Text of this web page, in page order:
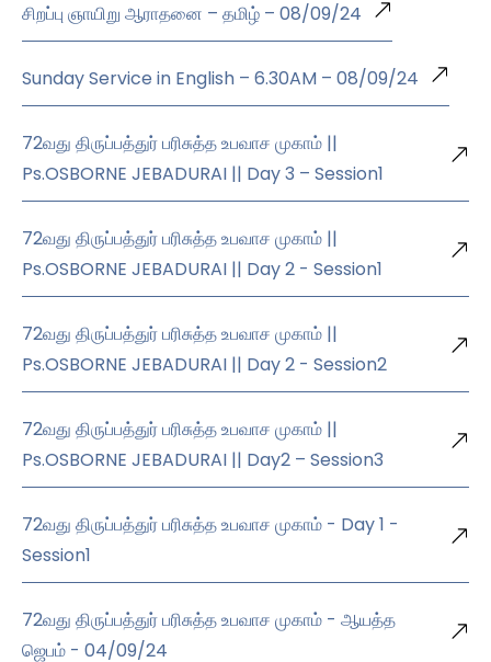
சிறப்பு ஞாயிறு ஆராதனை – தமிழ் – 08/09/24
Sunday Service in English – 6.30AM – 08/09/24
72வது திருப்பத்துர் பரிசுத்த உபவாச முகாம் ||
Ps.OSBORNE JEBADURAI || Day 3 – Session1
72வது திருப்பத்துர் பரிசுத்த உபவாச முகாம் ||
Ps.OSBORNE JEBADURAI || Day 2 - Session1
72வது திருப்பத்துர் பரிசுத்த உபவாச முகாம் ||
Ps.OSBORNE JEBADURAI || Day 2 - Session2
72வது திருப்பத்துர் பரிசுத்த உபவாச முகாம் ||
Ps.OSBORNE JEBADURAI || Day2 – Session3
72வது திருப்பத்துர் பரிசுத்த உபவாச முகாம் - Day 1 -
Session1
72வது திருப்பத்துர் பரிசுத்த உபவாச முகாம் - ஆயத்த
ஜெபம் - 04/09/24